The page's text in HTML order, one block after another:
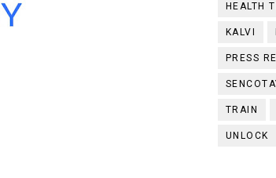
HEALTH
KALVI
PRESS
TRAIN
UNLOCK